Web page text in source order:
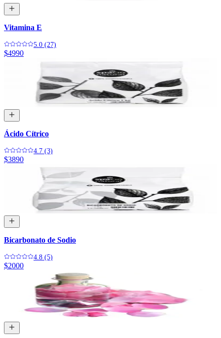
Vitamina E
5.0 (27)
$4990
Ácido Cítrico
4.7 (3)
$3890
Bicarbonato de Sodio
4.8 (5)
$2000